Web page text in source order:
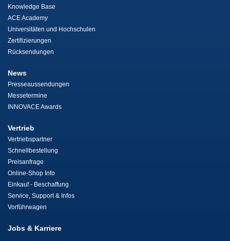
Knowledge Base
ACE Academy
Universitäten und Hochschulen
Zertifizierungen
Rücksendungen
News
Presseaussendungen
Messetermine
INNOVACE Awards
Vertrieb
Vertriebspartner
Schnellbestellung
Preisanfrage
Online-Shop Info
Einkauf - Beschaffung
Service, Support & Infos
Vorführwagen
Jobs & Karriere